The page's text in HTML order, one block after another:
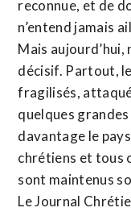
reconnue, et de
n’entend jamais
Mais aujourd’hui,
décisif. Partout,
fragilisés,
quelques
davantage le
chrétiens et tous
sont maintenus
Le Journal